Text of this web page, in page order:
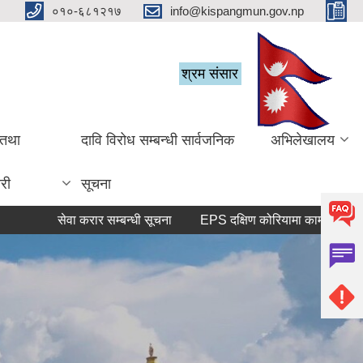
०१०-६८१२१७ info@kispangmun.gov.np
श्रम संसार
दावि विरोध सम्बन्धी सार्वजनिक
सूचना
अभिलेखालय
सेवा करार सम्बन्धी सूचना